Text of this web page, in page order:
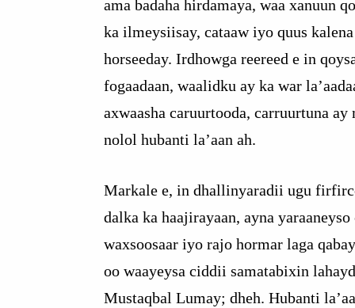
ama badaha hirdamaya, waa xanuun
ka ilmeysiisay, cataaw iyo quus
horseeday. Irdhowga reereed e in
fogaadaan, waalidku ay ka war
axwaasha caruurtooda, carruurtuna ay
nolol hubanti la’aan ah.
Markale e, in dhallinyaradii ugu
dalka ka haajirayaan, ayna
waxsoosaar iyo rajo hormar laga
oo waayeysa ciddii samatabixin
Mustaqbal Lumay; dheh. Hubanti